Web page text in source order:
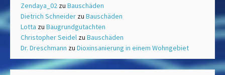
Zendaya_02 zu Bauschäden
Dietrich Schneider zu Bauschäden
Lotta zu Baugrundgutachten
Christopher Seidel zu Bauschäden
Dr. Dreschmann zu Dioxinsanierung in einem Wohngebiet